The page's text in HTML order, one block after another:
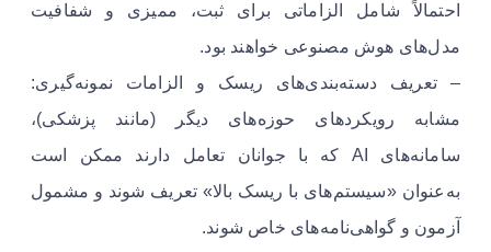
احتمالاً شامل الزاماتی برای ثبت، ممیزی و شفافیت
مدل‌های هوش مصنوعی خواهند بود.
– تعریف دسته‌بندی‌های ریسک و الزامات نمونه‌گیری:
مشابه رویکردهای حوزه‌های دیگر (مانند پزشکی)،
سامانه‌های AI که با جوانان تعامل دارند ممکن است
به‌عنوان «سیستم‌های با ریسک بالا» تعریف شوند و مشمول
آزمون و گواهی‌نامه‌های خاص شوند.